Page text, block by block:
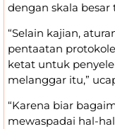
dengan skala besar
“Selain kajian,
pentaatan
ketat untuk
melanggar itu,”
“Karena biar
mewaspadai hal-